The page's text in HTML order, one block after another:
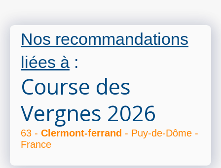
Nos recommandations
liées à :
Course des
Vergnes 2026
63 - Clermont-ferrand - Puy-de-Dôme -
France